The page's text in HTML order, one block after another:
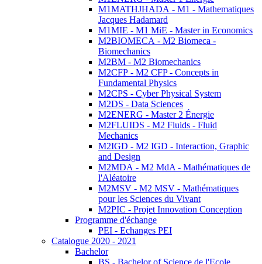
M1MATHJHADA - M1 - Mathematiques
Jacques Hadamard
M1MIE - M1 MiE - Master in Economics
M2BIOMECA - M2 Biomeca -
Biomechanics
M2BM - M2 Biomechanics
M2CFP - M2 CFP - Concepts in
Fundamental Physics
M2CPS - Cyber Physical System
M2DS - Data Sciences
M2ENERG - Master 2 Énergie
M2FLUIDS - M2 Fluids - Fluid
Mechanics
M2IGD - M2 IGD - Interaction, Graphic
and Design
M2MDA - M2 MdA - Mathématiques de
l'Aléatoire
M2MSV - M2 MSV - Mathématiques
pour les Sciences du Vivant
M2PIC - Projet Innovation Conception
Programme d'échange
PEI - Echanges PEI
Catalogue 2020 - 2021
Bachelor
BS - Bachelor of Science de l'Ecole